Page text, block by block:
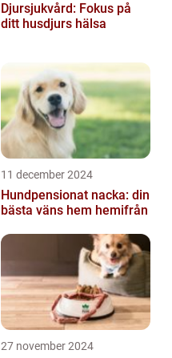
Djursjukvård: Fokus på
ditt husdjurs hälsa
11 december 2024
Hundpensionat nacka: din
bästa väns hem hemifrån
27 november 2024